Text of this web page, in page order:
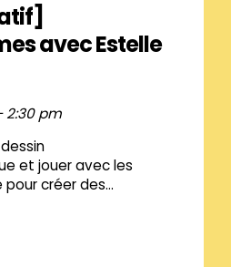
avec Estelle
2:30 pm
et jouer avec les
pour créer des...